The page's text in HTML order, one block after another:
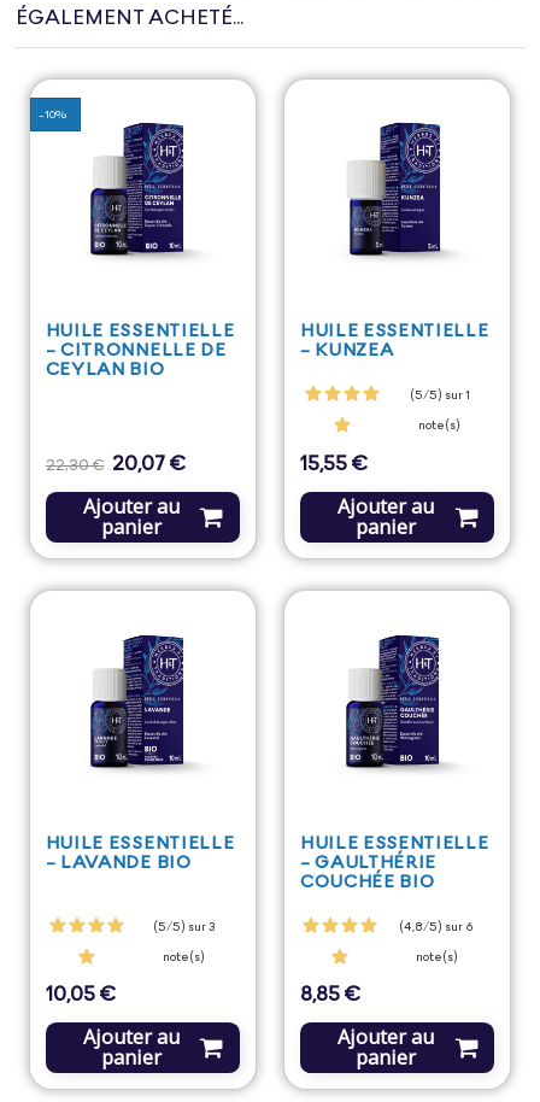
ÉGALEMENT ACHETÉ...
HUILE ESSENTIELLE
- CITRONNELLE DE
CEYLAN BIO
Prix
base
22,30 € Prix
20,07 €
Ajouter au
panier
-10%
HUILE ESSENTIELLE
- KUNZEA
(5/5) sur 1
note(s)
Prix
15,55 €
Ajouter au
panier
HUILE ESSENTIELLE
- LAVANDE BIO
(5/5) sur 3
note(s)
Prix
10,05 €
Ajouter au
panier
HUILE ESSENTIELLE
- GAULTHÉRIE
COUCHÉE BIO
(4,8/5) sur 6
note(s)
Prix
8,85 €
Ajouter au
panier